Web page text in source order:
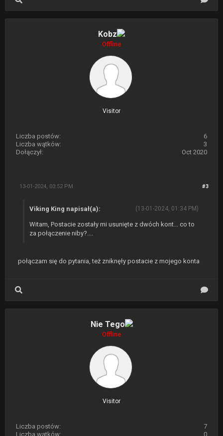
Kobz
Offline
Visitor
Liczba postów:
6
Liczba wątków:
3
Dołączył:
Oct 2020
#3
13-01-2024, 03:52 PM
(13-01-2024, 01:34 PM)
Viking King napisał(a):
Witam, Postacie zostały mi usunięte z dwóch kont... co to
za połączenie niby?....
połączam się do pytania, też zniknęły postacie z mojego konta
Nie Tego
Offline
Visitor
Liczba postów:
7
Liczba wątków:
0